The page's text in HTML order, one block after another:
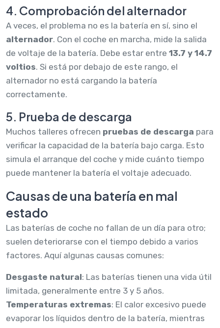
4. Comprobación del alternador
A veces, el problema no es la batería en sí, sino el
alternador. Con el coche en marcha, mide la salida
de voltaje de la batería. Debe estar entre 13.7 y 14.7
voltios. Si está por debajo de este rango, el
alternador no está cargando la batería
correctamente.
5. Prueba de descarga
Muchos talleres ofrecen pruebas de descarga para
verificar la capacidad de la batería bajo carga. Esto
simula el arranque del coche y mide cuánto tiempo
puede mantener la batería el voltaje adecuado.
Causas de una batería en mal
estado
Las baterías de coche no fallan de un día para otro;
suelen deteriorarse con el tiempo debido a varios
factores. Aquí algunas causas comunes:
Desgaste natural: Las baterías tienen una vida útil
limitada, generalmente entre 3 y 5 años.
Temperaturas extremas: El calor excesivo puede
evaporar los líquidos dentro de la batería, mientras